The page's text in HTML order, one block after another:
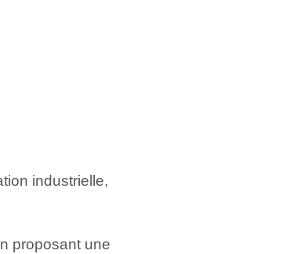
industrielle,
proposant une